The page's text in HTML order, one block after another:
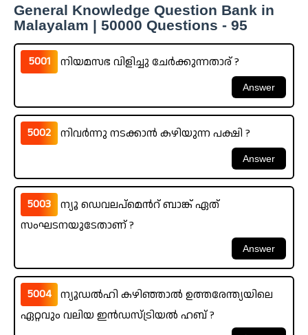
General Knowledge Question Bank in
Malayalam | 50000 Questions - 95
5001 നിയമസഭ വിളിച്ചു ചേർക്കുന്നതാര് ?
5002 നിവർന്നു നടക്കാൻ കഴിയുന്ന പക്ഷി ?
5003
ന്യൂ ഡെവലപ്മെൻറ് ബാങ്ക് ഏത്
സംഘടനയുടേതാണ് ?
5004 ന്യൂഡൽഹി കഴിഞ്ഞാൽ ഉത്തരേന്ത്യയിലെ
ഏറ്റവും വലിയ ഇൻഡസ്ട്രിയൽ ഹബ് ?